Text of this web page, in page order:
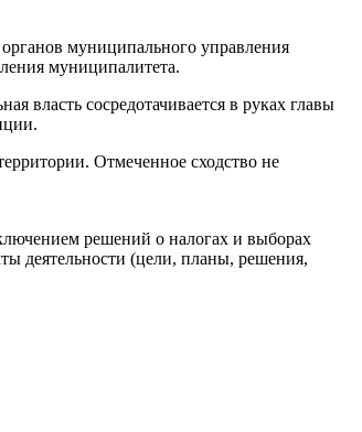
муниципального управления
муниципалитета.
власть сосредотачивается в руках главы
Отмеченное сходство не
решений о налогах и выборах
деятельности (цели, планы, решения,